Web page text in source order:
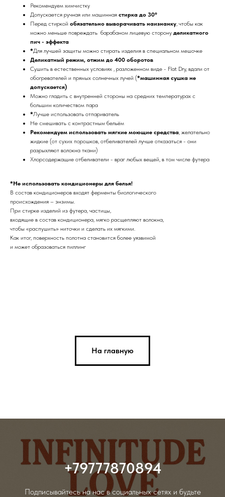
Рекомендуем химчистку
Допускается ручная или машинная стирка до 30°
Перед стиркой обязательно выворачивать наизнанку, чтобы как
можно меньше повреждать барабаном лицевую сторону деликатного
пич - эффекта
*Для лучшей защиты можно стирать изделия в специальном мешочке
Деликатный режим, отжим до 400 оборотов
Сушить в естественных условиях , разложенном виде - Flat Dry, вдали от
обогревателей и прямых солнечных лучей (*машинная сушка не
допускается)
Можно гладить с внутренней стороны на средних температурах с
большим количеством пара
*Лучше использовать отпариватель
Не смешивать с контрастным бельём
Рекомендуем использовать мягкие моющие средства, желательно
жидкие (от сухих порошков, отбеливателей лучше отказаться - они
разрыхляют волокна ткани)
Хлорсодержащие отбеливатели - враг любых вещей, в том числе футера
*Не использовать кондиционеры для белья!
В состав кондиционеров входят ферменты биологического
происхождения – энзимы.
При стирке изделий из футера, частицы,
входящие в состав кондиционера, мягко расщепляют волокна,
чтобы «распушить» ниточки и сделать их мягкими.
Как итог, поверхность полотна становится более уязвимой
и может образоваться пиллинг
На главную
+79777870894
Подписывайтесь на нас в социальных сетях и будьте